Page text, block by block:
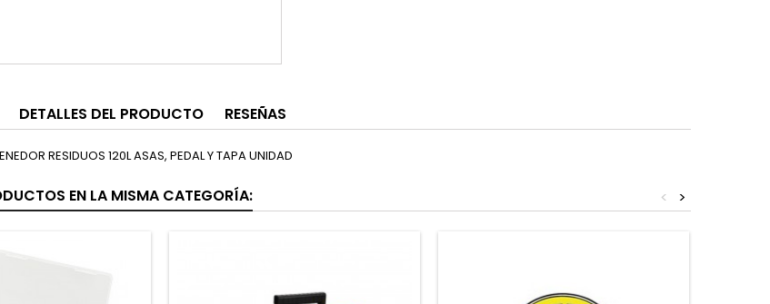
DETALLES DEL PRODUCTO RESEÑAS
RESIDUOS 120L ASAS, PEDAL Y TAPA UNIDAD
EN LA MISMA CATEGORÍA: >
<